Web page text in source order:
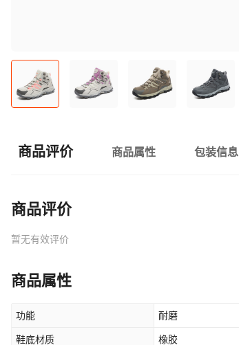
商品评价 商品属性 包装信息
商品评价
暂无有效评价
商品属性
功能 耐磨
鞋底材质 橡胶